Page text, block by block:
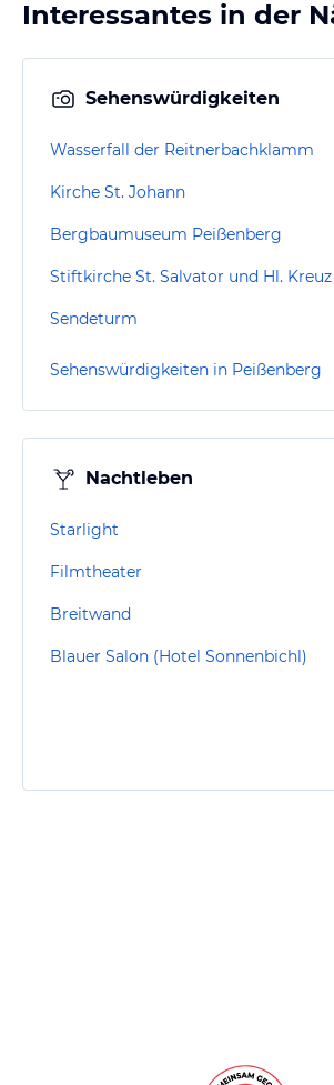
Interessantes in der
Sehenswürdigkeiten
Wasserfall der Reitnerbachklamm
Kirche St. Johann
Bergbaumuseum Peißenberg
Stiftkirche St. Salvator und Hl. Kreuz
Sendeturm
Sehenswürdigkeiten in Peißenberg
Nachtleben
Starlight
Filmtheater
Breitwand
Blauer Salon (Hotel Sonnenbichl)